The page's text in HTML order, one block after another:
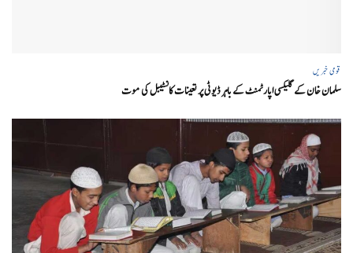
قومی خبریں
سلمان خان کے گلیکسی اپارٹمنٹ کے باہر ڈیوٹی پر تعینات کانسٹیبل کی موت